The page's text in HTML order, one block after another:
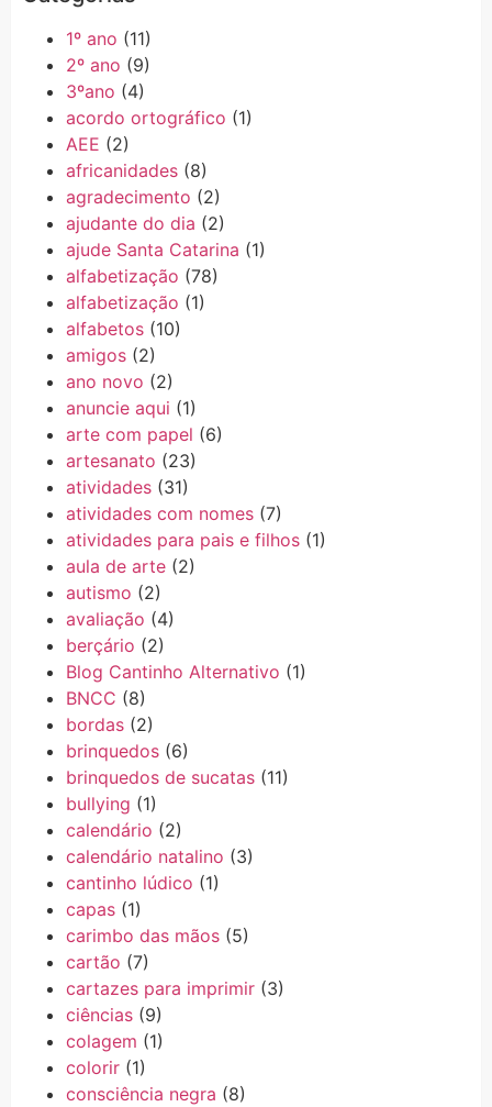
1º ano (11)
2º ano (9)
3ºano (4)
acordo ortográfico (1)
AEE (2)
africanidades (8)
agradecimento (2)
ajudante do dia (2)
ajude Santa Catarina (1)
alfabetização (78)
alfabetização (1)
alfabetos (10)
amigos (2)
ano novo (2)
anuncie aqui (1)
arte com papel (6)
artesanato (23)
atividades (31)
atividades com nomes (7)
atividades para pais e filhos (1)
aula de arte (2)
autismo (2)
avaliação (4)
berçário (2)
Blog Cantinho Alternativo (1)
BNCC (8)
bordas (2)
brinquedos (6)
brinquedos de sucatas (11)
bullying (1)
calendário (2)
calendário natalino (3)
cantinho lúdico (1)
capas (1)
carimbo das mãos (5)
cartão (7)
cartazes para imprimir (3)
ciências (9)
colagem (1)
colorir (1)
consciência negra (8)